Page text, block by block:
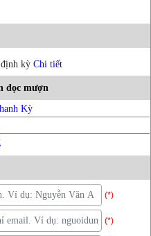
định kỳ Chi tiết
đọc mượn
Kỳ
(*)
(*)